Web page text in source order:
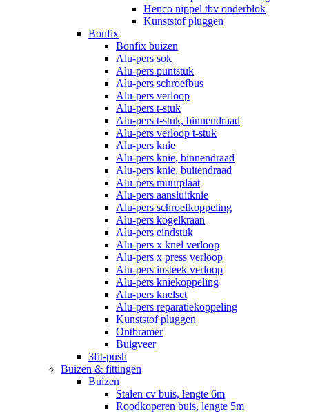
Henco nippel tbv onderblok
Kunststof pluggen
Bonfix
Bonfix buizen
Alu-pers sok
Alu-pers puntstuk
Alu-pers schroefbus
Alu-pers verloop
Alu-pers t-stuk
Alu-pers t-stuk, binnendraad
Alu-pers verloop t-stuk
Alu-pers knie
Alu-pers knie, binnendraad
Alu-pers knie, buitendraad
Alu-pers muurplaat
Alu-pers aansluitknie
Alu-pers schroefkoppeling
Alu-pers kogelkraan
Alu-pers eindstuk
Alu-pers x knel verloop
Alu-pers x press verloop
Alu-pers insteek verloop
Alu-pers kniekoppeling
Alu-pers knelset
Alu-pers reparatiekoppeling
Kunststof pluggen
Ontbramer
Buigveer
3fit-push
Buizen & fittingen
Buizen
Stalen cv buis, lengte 6m
Roodkoperen buis, lengte 5m